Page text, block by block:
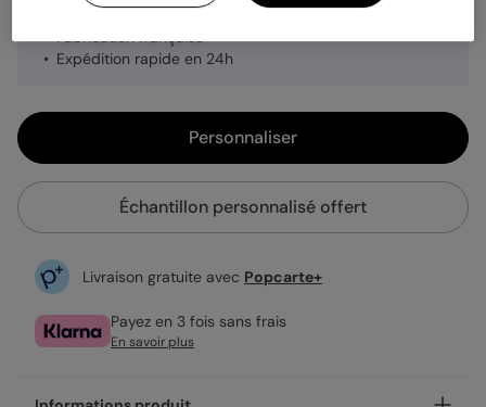
Enveloppe blanche offerte
Fabrication française
Expédition rapide en 24h
Personnaliser
Échantillon personnalisé offert
Livraison gratuite avec Popcarte+
Payez en 3 fois sans frais
En savoir plus